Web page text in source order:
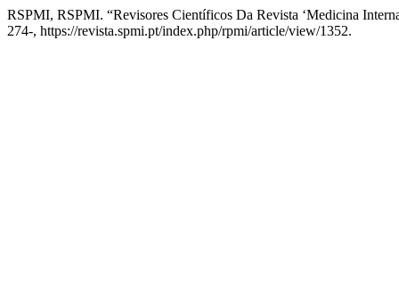
RSPMI, RSPMI. “Revisores Científicos Da Revista ‘Medicina
274-, https://revista.spmi.pt/index.php/rpmi/article/view/1352.